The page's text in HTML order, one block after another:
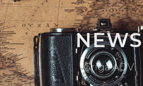
NEWS
Griga ADV